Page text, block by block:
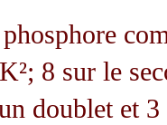
8 sur le
doublet et